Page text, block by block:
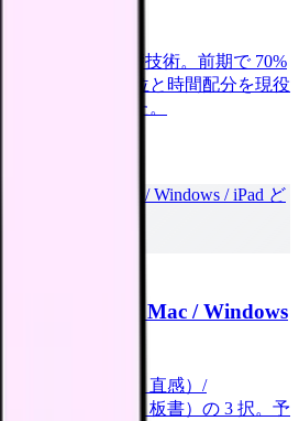
】
生理と看護基礎技術。前期で 70%
学期別の優先順位と時間配分を現役
ップ化しました。
全比較 2026｜Mac / Windows
Mac（見た目・直感）/
）/ iPad（軽量・板書）の 3 択。予